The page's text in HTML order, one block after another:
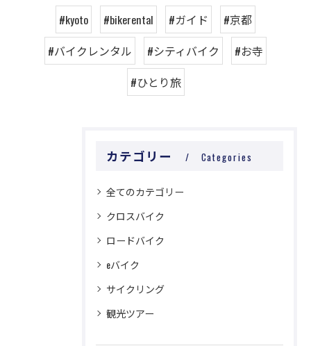
#kyoto #bikerental #ガイド
#京都
#バイクレンタル
#シティバイク
#お寺
#ひとり旅
カテゴリー Categories
全てのカテゴリー
クロスバイク
ロードバイク
eバイク
サイクリング
観光ツアー